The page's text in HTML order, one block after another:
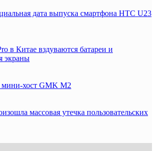
дата выпуска смартфона HTC U23
в Китае вздуваются батареи и
экраны
мини-хост GMK M2
массовая утечка пользовательских